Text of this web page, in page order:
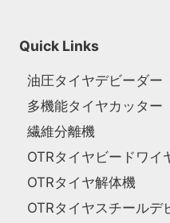
Quick Links
油圧タイヤデビーダー
多機能タイヤカッター
繊維分離機
OTRタイヤビードワイ
OTRタイヤ解体機
OTRタイヤスチールデ